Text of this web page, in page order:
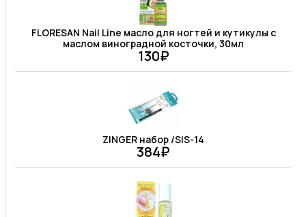
FLORESAN Nail Line масло для ногтей и кутикулы с
маслом виноградной косточки, 30мл
130₽
ZINGER набор /SIS-14
384₽